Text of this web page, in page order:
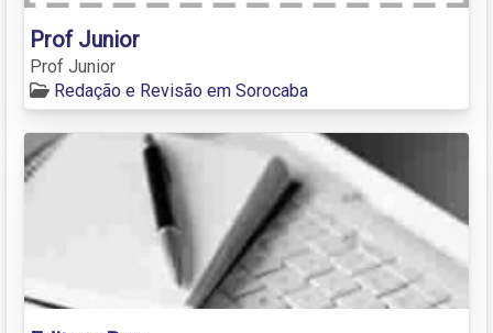
Prof Junior
Prof Junior
Redação e Revisão em Sorocaba